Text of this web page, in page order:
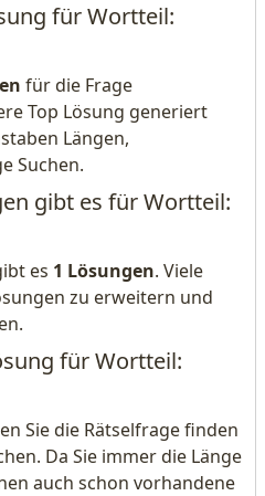
für Wortteil:
für die Frage
Top Lösung generiert
Längen,
Suchen.
gibt es für Wortteil:
es 1 Lösungen. Viele
zu erweitern und
für Wortteil:
Sie die Rätselfrage finden
Da Sie immer die Länge
auch schon vorhandene